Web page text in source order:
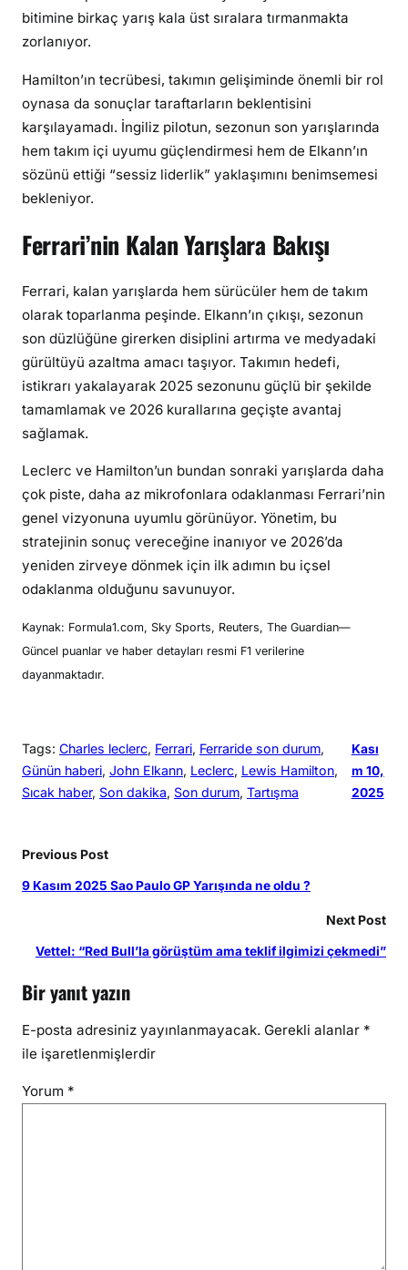
bitimine birkaç yarış kala üst sıralara tırmanmakta
zorlanıyor.
Hamilton’ın tecrübesi, takımın gelişiminde önemli bir rol
oynasa da sonuçlar taraftarların beklentisini
karşılayamadı. İngiliz pilotun, sezonun son yarışlarında
hem takım içi uyumu güçlendirmesi hem de Elkann’ın
sözünü ettiği “sessiz liderlik” yaklaşımını benimsemesi
bekleniyor.
Ferrari’nin Kalan Yarışlara Bakışı
Ferrari, kalan yarışlarda hem sürücüler hem de takım
olarak toparlanma peşinde. Elkann’ın çıkışı, sezonun
son düzlüğüne girerken disiplini artırma ve medyadaki
gürültüyü azaltma amacı taşıyor. Takımın hedefi,
istikrarı yakalayarak 2025 sezonunu güçlü bir şekilde
tamamlamak ve 2026 kurallarına geçişte avantaj
sağlamak.
Leclerc ve Hamilton’un bundan sonraki yarışlarda daha
çok piste, daha az mikrofonlara odaklanması Ferrari’nin
genel vizyonuna uyumlu görünüyor. Yönetim, bu
stratejinin sonuç vereceğine inanıyor ve 2026’da
yeniden zirveye dönmek için ilk adımın bu içsel
odaklanma olduğunu savunuyor.
Kaynak: Formula1.com, Sky Sports, Reuters, The Guardian—
Güncel puanlar ve haber detayları resmi F1 verilerine
dayanmaktadır.
Tags: Charles leclerc, Ferrari, Ferraride son durum
Günün haberi, John Elkann, Leclerc, Lewis Hamilton
Sıcak haber, Son dakika, Son durum, Tartışma
Kası
m 10,
2025
Previous Post
9 Kasım 2025 Sao Paulo GP Yarışında ne oldu ?
Next Post
Vettel: “Red Bull’la görüştüm ama teklif ilgimizi çekmedi”
Bir yanıt yazın
E-posta adresiniz yayınlanmayacak. Gerekli alanlar *
ile işaretlenmişlerdir
Yorum *